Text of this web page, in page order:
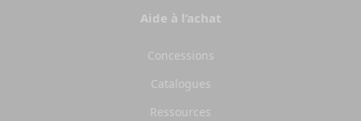
Aide à l’achat
Concessions
Catalogues
Ressources